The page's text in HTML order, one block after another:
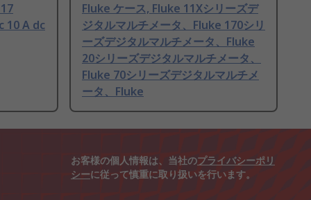
10 A dc
Fluke ケース, Fluke 11Xシリーズデ
ジタルマルチメータ、Fluke 170シリ
ーズデジタルマルチメータ、Fluke
20シリーズデジタルマルチメータ、
Fluke 70シリーズデジタルマルチメ
ータ、Fluke
お客様の個人情報は、当社のプライバシーポリ
シーに従って慎重に取り扱いを行います。